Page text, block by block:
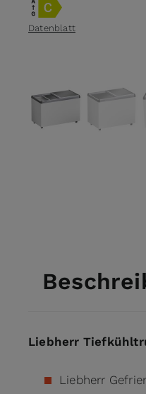
Datenblatt
View largerView
Liebherr
Liebherr